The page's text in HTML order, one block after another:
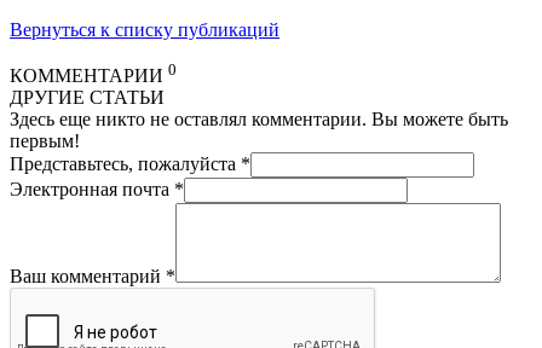
Вернуться к списку публикаций
КОММЕНТАРИИ 0
ДРУГИЕ СТАТЬИ
Здесь еще никто не оставлял комментарии. Вы можете быть
первым!
Представьтесь, пожалуйста *
Электронная почта *
Ваш комментарий *